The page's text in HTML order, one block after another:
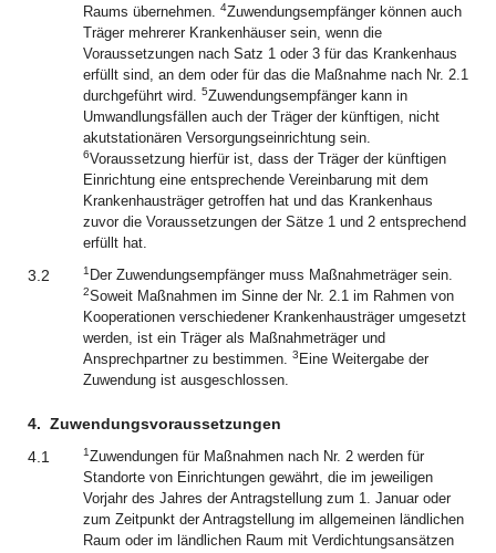
Raums übernehmen. 4Zuwendungsempfänger können auch
Träger mehrerer Krankenhäuser sein, wenn die
Voraussetzungen nach Satz 1 oder 3 für das Krankenhaus
erfüllt sind, an dem oder für das die Maßnahme nach Nr. 2.1
durchgeführt wird. 5Zuwendungsempfänger kann in
Umwandlungsfällen auch der Träger der künftigen, nicht
akutstationären Versorgungseinrichtung sein.
6Voraussetzung hierfür ist, dass der Träger der künftigen
Einrichtung eine entsprechende Vereinbarung mit dem
Krankenhausträger getroffen hat und das Krankenhaus
zuvor die Voraussetzungen der Sätze 1 und 2 entsprechend
erfüllt hat.
3.2 1 Der Zuwendungsempfänger muss Maßnahmeträger sein.
2Soweit Maßnahmen im Sinne der Nr. 2.1 im Rahmen von
Kooperationen verschiedener Krankenhausträger umgesetzt
werden, ist ein Träger als Maßnahmeträger und
Ansprechpartner zu bestimmen. 3 Eine Weitergabe der
Zuwendung ist ausgeschlossen.
4. Zuwendungsvoraussetzungen
4.1
1Zuwendungen für Maßnahmen nach Nr. 2 werden für
Standorte von Einrichtungen gewährt, die im jeweiligen
Vorjahr des Jahres der Antragstellung zum 1. Januar oder
zum Zeitpunkt der Antragstellung im allgemeinen ländlichen
Raum oder im ländlichen Raum mit Verdichtungsansätzen